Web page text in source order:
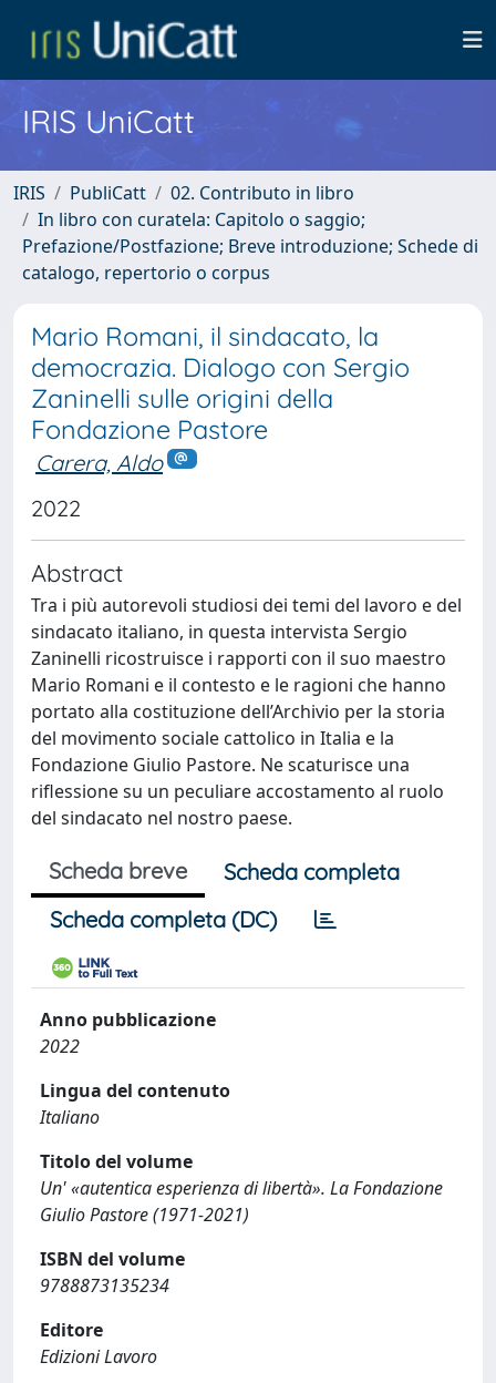
IRIS UniCatt
IRIS PubliCatt
02. Contributo in libro
In libro con curatela: Capitolo o saggio;
Prefazione/Postfazione; Breve introduzione; Schede di
catalogo, repertorio o corpus
Mario Romani, il sindacato, la
democrazia. Dialogo con Sergio
Zaninelli sulle origini della
Fondazione Pastore
Carera, Aldo
2022
Abstract
Tra i più autorevoli studiosi dei temi del lavoro e del
sindacato italiano, in questa intervista Sergio
Zaninelli ricostruisce i rapporti con il suo maestro
Mario Romani e il contesto e le ragioni che hanno
portato alla costituzione dell’Archivio per la storia
del movimento sociale cattolico in Italia e la
Fondazione Giulio Pastore. Ne scaturisce una
riflessione su un peculiare accostamento al ruolo
del sindacato nel nostro paese.
Scheda breve
Scheda completa
Scheda completa (DC)
Anno pubblicazione
2022
Lingua del contenuto
Italiano
Titolo del volume
Un' «autentica esperienza di libertà». La Fondazione
Giulio Pastore (1971-2021)
ISBN del volume
9788873135234
Editore
Edizioni Lavoro